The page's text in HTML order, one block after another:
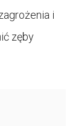
i
zęby